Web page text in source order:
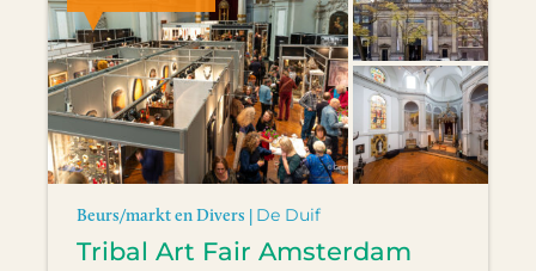
Beurs/markt en Divers | De Duif
Tribal Art Fair Amsterdam